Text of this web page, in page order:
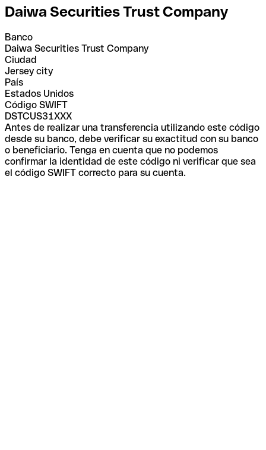
Daiwa Securities Trust Company
Banco
Daiwa Securities Trust Company
Ciudad
Jersey city
País
Estados Unidos
Código SWIFT
DSTCUS31XXX
Antes de realizar una transferencia utilizando este código
desde su banco, debe verificar su exactitud con su banco
o beneficiario. Tenga en cuenta que no podemos
confirmar la identidad de este código ni verificar que sea
el código SWIFT correcto para su cuenta.